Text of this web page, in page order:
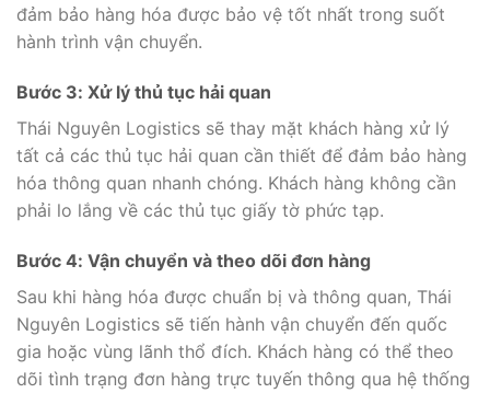
đảm bảo hàng hóa được bảo vệ tốt nhất trong suốt
hành trình vận chuyển.
Bước 3: Xử lý thủ tục hải quan
Thái Nguyên Logistics sẽ thay mặt khách hàng xử lý
tất cả các thủ tục hải quan cần thiết để đảm bảo hàng
hóa thông quan nhanh chóng. Khách hàng không cần
phải lo lắng về các thủ tục giấy tờ phức tạp.
Bước 4: Vận chuyển và theo dõi đơn hàng
Sau khi hàng hóa được chuẩn bị và thông quan, Thái
Nguyên Logistics sẽ tiến hành vận chuyển đến quốc
gia hoặc vùng lãnh thổ đích. Khách hàng có thể theo
dõi tình trạng đơn hàng trực tuyến thông qua hệ thống